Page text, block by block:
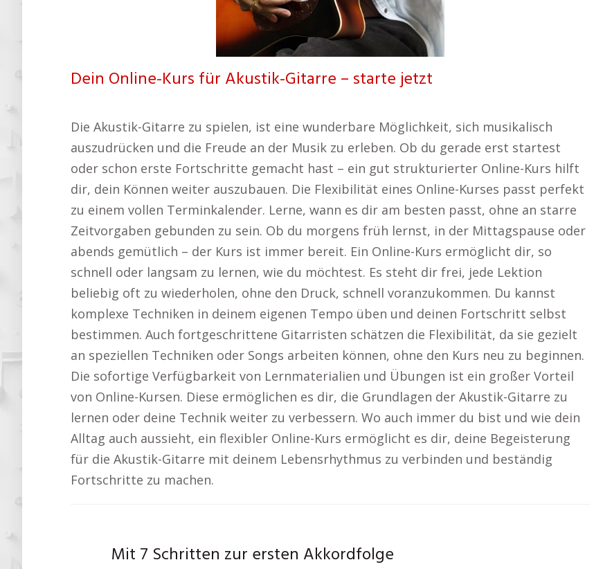
Dein Online-Kurs für Akustik-Gitarre – starte jetzt
Die Akustik-Gitarre zu spielen, ist eine wunderbare Möglichkeit, sich musikalisch
auszudrücken und die Freude an der Musik zu erleben. Ob du gerade erst startest
oder schon erste Fortschritte gemacht hast – ein gut strukturierter Online-Kurs hilft
dir, dein Können weiter auszubauen. Die Flexibilität eines Online-Kurses passt perfekt
zu einem vollen Terminkalender. Lerne, wann es dir am besten passt, ohne an starre
Zeitvorgaben gebunden zu sein. Ob du morgens früh lernst, in der Mittagspause oder
abends gemütlich – der Kurs ist immer bereit. Ein Online-Kurs ermöglicht dir, so
schnell oder langsam zu lernen, wie du möchtest. Es steht dir frei, jede Lektion
beliebig oft zu wiederholen, ohne den Druck, schnell voranzukommen. Du kannst
komplexe Techniken in deinem eigenen Tempo üben und deinen Fortschritt selbst
bestimmen. Auch fortgeschrittene Gitarristen schätzen die Flexibilität, da sie gezielt
an speziellen Techniken oder Songs arbeiten können, ohne den Kurs neu zu beginnen.
Die sofortige Verfügbarkeit von Lernmaterialien und Übungen ist ein großer Vorteil
von Online-Kursen. Diese ermöglichen es dir, die Grundlagen der Akustik-Gitarre zu
lernen oder deine Technik weiter zu verbessern. Wo auch immer du bist und wie dein
Alltag auch aussieht, ein flexibler Online-Kurs ermöglicht es dir, deine Begeisterung
für die Akustik-Gitarre mit deinem Lebensrhythmus zu verbinden und beständig
Fortschritte zu machen.
Mit 7 Schritten zur ersten Akkordfolge